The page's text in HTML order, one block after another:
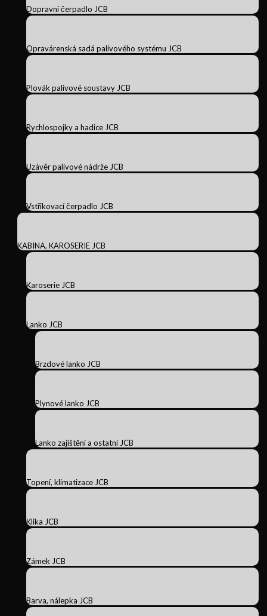
Dopravní čerpadlo JCB
Opravárenská sadá palivového systému JCB
Plovák palivové soustavy JCB
Rychlospojky a hadice JCB
Uzávěr palivové nádrže JCB
Vstřikovací čerpadlo JCB
KABINA, KAROSERIE JCB
Karoserie JCB
Lanko JCB
Brzdové lanko JCB
Plynové lanko JCB
Lanko zajištění a ostatní JCB
Topení, klimatizace JCB
Klika JCB
Zámek JCB
Barva, nálepka JCB